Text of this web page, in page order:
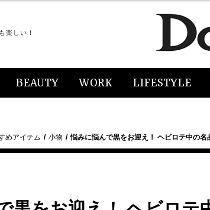
楽しい！
BEAUTY WORK LIFESTYLE
めアイテム 小物 悩みに悩んで黒をお迎え！ ヘビロテ中の